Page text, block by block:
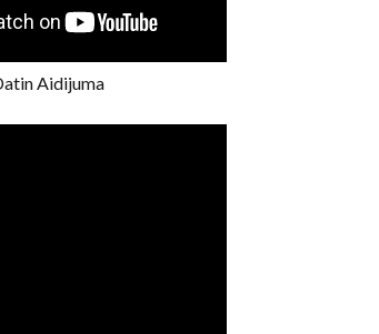
Aidijuma